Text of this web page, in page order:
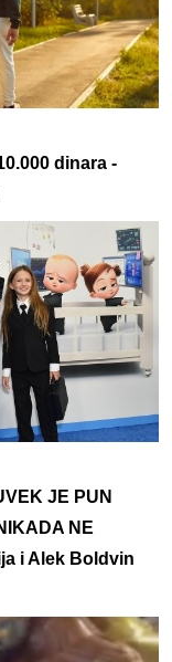
dinara -
JE PUN
NE
i Alek Boldvin